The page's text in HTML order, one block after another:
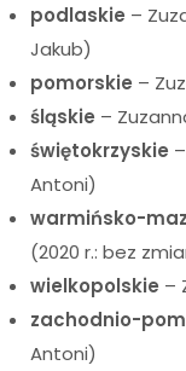
podlaskie –
Jakub)
pomorskie –
śląskie –
świętokrzyskie
Antoni)
warmińsko-
(2020 r.: bez
wielkopolskie –
zachodnio-
Antoni)